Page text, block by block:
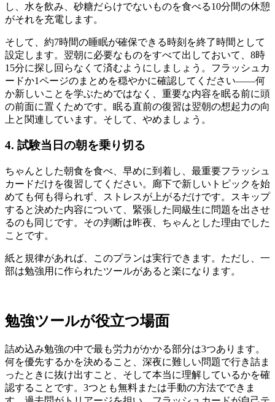
し、水を飲み、砂糖だらけでないものを食べる10分間の休憩
がそれを充電します。
そして、約7時間の睡眠が確保できる時刻を終了時間として
設定します。翌朝に必要なものをすべて出しておいて、8時
15分に探し回らなくて済むようにしましょう。フラッシュカ
ードか1ページのまとめを穏やかに確認してください——何
か新しいことを学ぶためではなく、重要な内容を眠る前に頭
の前面に置くためです。眠る直前の復習は翌朝の想起力の向
上と関連しています。そして、やめましょう。
4. 試験当日の朝を乗り切る
ちゃんとした朝食を食べ、早めに到着し、最重要フラッシュ
カードだけを復習してください。廊下で新しいトピックを始
めても何も得られず、ストレスが上がるだけです。スキップ
すると決めた内容について、緊張した同級生に問題を出させ
るのも同じです。その判断は昨夜、ちゃんとした理由でした
ことです。
紙と規律があれば、このプランは実行できます。ただし、一
部は勉強用に作られたツールがあると楽になります。
勉強ツールが役立つ場面
詰め込み勉強の中で最も労力がかかる部分は3つあります。
何を優先するかを決めること、深夜に難しい問題で行き詰ま
ったときに抜け出すこと、そして本当に理解しているかを確
認することです。3つとも無料または手動の方法でできま